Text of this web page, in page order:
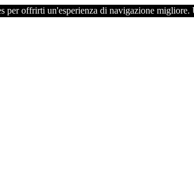
per offrirti un'esperienza di navigazione